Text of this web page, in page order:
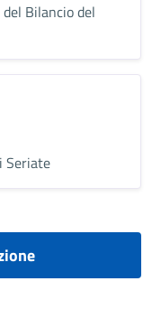
Bilancio del
Seriate